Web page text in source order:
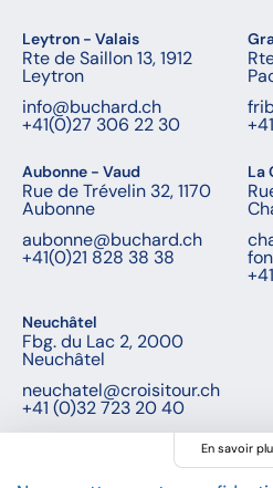
Leytron - Valais
Rte de Saillon 13, 1912
Leytron
info@buchard.ch
+41(0)27 306 22 30
Aubonne - Vaud
Rue de Trévelin 32, 1170
Aubonne
aubonne@buchard.ch
+41(0)21 828 38 38
La
Neuchâtel
Fbg. du Lac 2, 2000
Neuchâtel
neuchatel@croisitour.ch
+41 (0)32 723 20 40
En savoir